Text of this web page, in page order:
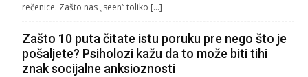
rečenice. Zašto nas „seen“ toliko […]
Zašto 10 puta čitate istu poruku pre nego što je
pošaljete? Psiholozi kažu da to može biti tihi
znak socijalne anksioznosti